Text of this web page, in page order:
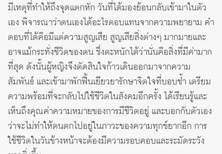
มีเหตุที่ทำให้ถึงจุดแตกหัก วันที่ได้มองย้อนกลับเข้ามาในตัว
เอง พิจารณาว่าตนเองได้อะไรตอบแทนจากความพยายาม คำ
ตอบที่ได้คือมีแต่ความสูญเสีย สูญเสียสิ่งต่างๆ มากมายและ
อาจแม้กระทั่งชีวิตของตน ซึ่งตะหนักได้ว่านั่นคือสิ่งที่มีค่ามาก
ที่สุด ดังนั้นผู้หญิงจึงตัดสินใจก้าวเดินออกมาจากความ
สัมพันธ์ และเข้ามาพักฟื้นเยียวยารักษาจิตใจที่บอบช้ำ เตรียม
ความพร้อมที่จะกลับไปใช้ชีวิตในสังคมอีกครั้ง ได้เรียนรู้และ
เห็นถึงคุณค่าความหมายของการมีชีวิตอยู่ และบอกกับตัวเอง
ว่าจะไม่ทำให้ตนตกไปอยู่ในภาวะของความทุกข์ยากอีก การ
ใช้ชีวิตในวันข้างหน้าจะต้องมีความรอบคอบและระมัดระวัง